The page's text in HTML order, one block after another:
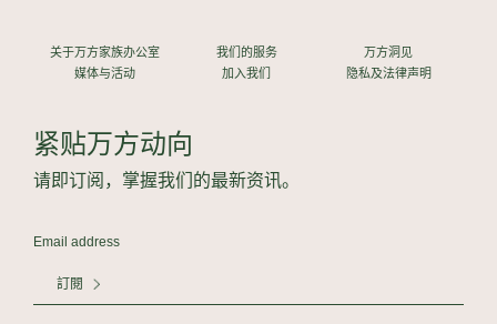
关于万方家族办公室
媒体与活动
我们的服务
加入我们
万方洞见
隐私及法律声明
紧贴万方动向
请即订阅，掌握我们的最新资讯。
訂閱